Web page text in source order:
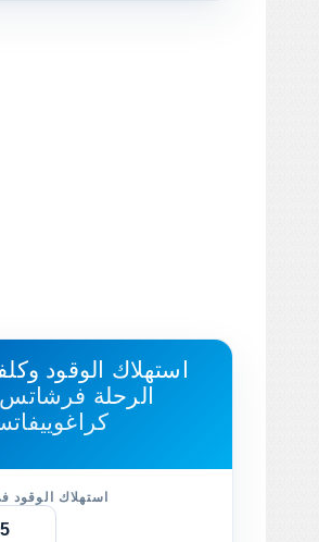
استهلاك الوقود
الرحلة
استهلاك الوقود